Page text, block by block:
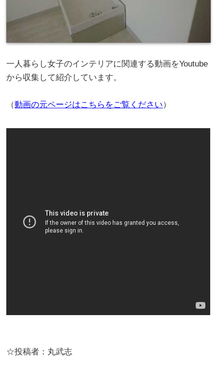
一人暮らし女子のインテリアに関連する動画をYoutube
から収集して紹介しています。
（動画の元ページはこちらをご覧ください）
☆投稿者：丸武志